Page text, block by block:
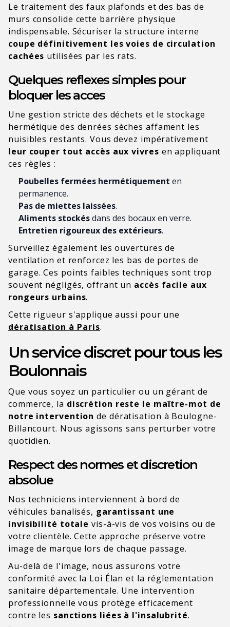
Le traitement des faux plafonds et des bas de
murs consolide cette barrière physique
indispensable. Sécuriser la structure interne
coupe définitivement les voies de circulation
cachées utilisées par les rats.
Quelques reflexes simples pour
bloquer les acces
Une gestion stricte des déchets et le stockage
hermétique des denrées sèches affament les
nuisibles restants. Vous devez impérativement
leur couper tout accès aux vivres en appliquant
ces règles :
Poubelles fermées hermétiquement en
permanence.
Pas de miettes laissées.
Aliments stockésdans des bocaux en verre.
Entretien rigoureux des extérieurs.
Surveillez également les ouvertures de
ventilation et renforcez les bas de portes de
garage. Ces points faibles techniques sont trop
souvent négligés, offrant un accès facile aux
rongeurs urbains.
Cette rigueur s'applique aussi pour une
dératisation à Paris.
Un service discret pour tous les
Boulonnais
Que vous soyez un particulier ou un gérant de
commerce, la discrétion reste le maître-mot de
notre intervention de dératisation à Boulogne-
Billancourt. Nous agissons sans perturber votre
quotidien.
Respect des normes et discretion
absolue
Nos techniciens interviennent à bord de
véhicules banalisés, garantissant une
invisibilité totale vis-à-vis de vos voisins ou de
votre clientèle. Cette approche préserve votre
image de marque lors de chaque passage.
Au-delà de l'image, nous assurons votre
conformité avec la Loi Élan et la réglementation
sanitaire départementale. Une intervention
professionnelle vous protège efficacement
contre les sanctions liées à l'insalubrité.